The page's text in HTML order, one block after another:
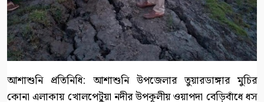
আশাশুনি প্রতিনিধি: আশাশুনি উপজেলার তুয়ারডাঙ্গার মুচির
কোনা এলাকায় খোলপেটুয়া নদীর উপকূলীয় ওয়াপদা বেড়িবাঁধে ধস